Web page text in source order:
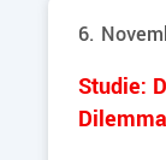
6.
Studie: